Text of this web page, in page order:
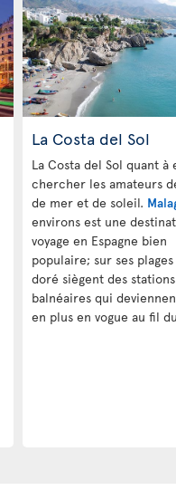
La Costa del Sol
La Costa del Sol quant à
chercher les amateurs
de mer et de soleil.
environs est une
voyage en Espagne bien
populaire; sur ses
doré siègent des stations
balnéaires qui
en plus en vogue au fil